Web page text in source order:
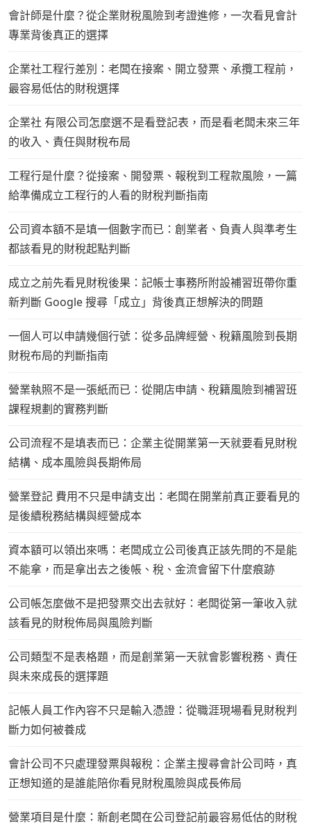
會計師是什麼？從企業財稅風險到考證進修，一次看見會計
專業背後真正的選擇
企業社工程行差別：老闆在接案、開立發票、承攬工程前，
最容易低估的財稅選擇
企業社 有限公司怎麼選不是看登記表，而是看老闆未來三年
的收入、責任與財稅布局
工程行是什麼？從接案、開發票、報稅到工程款風險，一篇
給準備成立工程行的人看的財稅判斷指南
公司資本額不是填一個數字而已：創業者、負責人與準考生
都該看見的財稅起點判斷
成立之前先看見財稅後果：記帳士事務所附設補習班帶你重
新判斷 Google 搜尋「成立」背後真正想解決的問題
一個人可以申請幾個行號：從多品牌經營、稅籍風險到長期
財稅布局的判斷指南
營業執照不是一張紙而已：從開店申請、稅籍風險到補習班
課程規劃的實務判斷
公司流程不是填表而已：企業主從開業第一天就要看見財稅
結構、成本風險與長期佈局
營業登記 費用不只是申請支出：老闆在開業前真正要看見的
是後續稅務結構與經營成本
資本額可以領出來嗎：老闆成立公司後真正該先問的不是能
不能拿，而是拿出去之後帳、稅、金流會留下什麼痕跡
公司帳怎麼做不是把發票交出去就好：老闆從第一筆收入就
該看見的財稅佈局與風險判斷
公司類型不是表格題，而是創業第一天就會影響稅務、責任
與未來成長的選擇題
記帳人員工作內容不只是輸入憑證：從職涯現場看見財稅判
斷力如何被養成
會計公司不只處理發票與報稅：企業主搜尋會計公司時，真
正想知道的是誰能陪你看見財稅風險與成長佈局
營業項目是什麼：新創老闆在公司登記前最容易低估的財稅